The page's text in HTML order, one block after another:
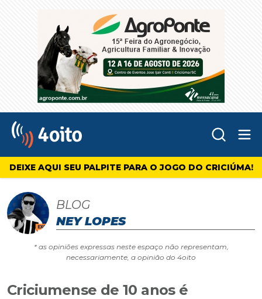
4oito
DEIXE AQUI SEU PALPITE PARA O JOGO DO CRICIÚMA!
BLOG
NEY LOPES
* as opiniões expressas neste espaço não representam,
necessariamente, a opinião do 4oito
Criciumense de 10 anos é